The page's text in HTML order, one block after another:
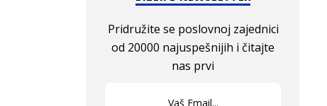
Pridružite se poslovnoj zajednici
od 20000 najuspešnijih i čitajte
nas prvi